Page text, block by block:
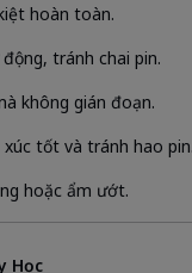
hoàn toàn.
tránh chai pin.
không gián đoạn.
tốt và tránh hao pin.
hoặc ẩm ướt.
Học